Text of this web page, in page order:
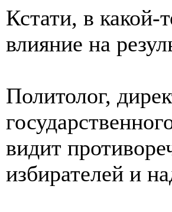
Кстати, в какой-
влияние на
Политолог,
видит
избирателей и